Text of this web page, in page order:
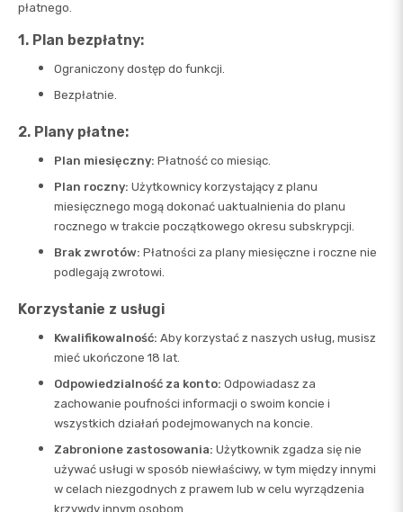
płatnego.
1. Plan bezpłatny:
Ograniczony dostęp do funkcji.
Bezpłatnie.
2. Plany płatne:
Plan miesięczny: Płatność co miesiąc.
Plan roczny: Użytkownicy korzystający z planu
miesięcznego mogą dokonać uaktualnienia do planu
rocznego w trakcie początkowego okresu subskrypcji.
Brak zwrotów: Płatności za plany miesięczne i roczne nie
podlegają zwrotowi.
Korzystanie z usługi
Kwalifikowalność: Aby korzystać z naszych usług, musisz
mieć ukończone 18 lat.
Odpowiedzialność za konto: Odpowiadasz za
zachowanie poufności informacji o swoim koncie i
wszystkich działań podejmowanych na koncie.
Zabronione zastosowania: Użytkownik zgadza się nie
używać usługi w sposób niewłaściwy, w tym między innymi
w celach niezgodnych z prawem lub w celu wyrządzenia
krzywdy innym osobom.